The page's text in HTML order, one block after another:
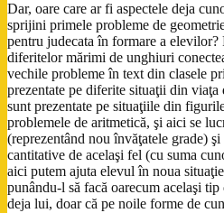
Dar, oare care ar fi aspectele deja
sprijini primele probleme de
pentru judecata în formare a elevilor?
diferitelor mărimi de unghiuri
vechile probleme în text din clasele
prezentate pe diferite situaţii din viaţa
sunt prezentate pe situaţiile din
problemele de aritmetică, şi aici se
(reprezentând nou învăţatele grade)
cantitative de acelaşi fel (cu suma
aici putem ajuta elevul în noua
punându-l să facă oarecum acelaşi
deja lui, doar că pe noile forme de